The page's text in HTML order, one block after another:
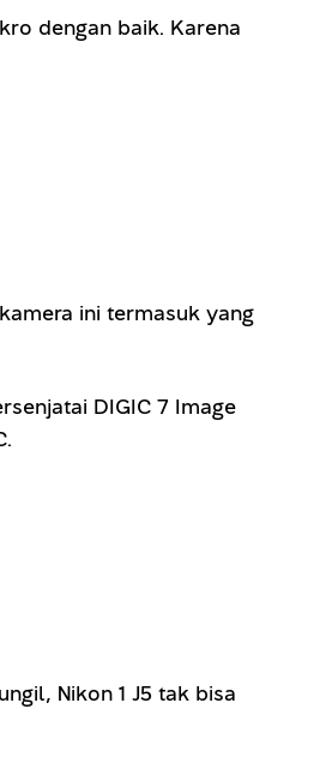
dengan baik. Karena
ini termasuk yang
DIGIC 7 Image
Nikon 1 J5 tak bisa